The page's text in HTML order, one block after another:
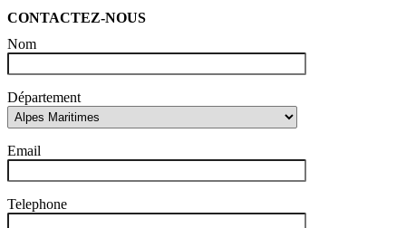
CONTACTEZ-NOUS
Nom
Département
Email
Telephone